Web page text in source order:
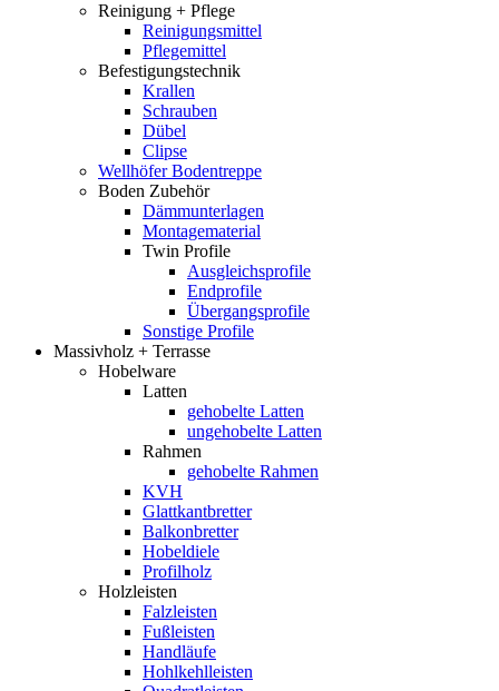
Reinigung + Pflege
Reinigungsmittel
Pflegemittel
Befestigungstechnik
Krallen
Schrauben
Dübel
Clipse
Wellhöfer Bodentreppe
Boden Zubehör
Dämmunterlagen
Montagematerial
Twin Profile
Ausgleichsprofile
Endprofile
Übergangsprofile
Sonstige Profile
Massivholz + Terrasse
Hobelware
Latten
gehobelte Latten
ungehobelte Latten
Rahmen
gehobelte Rahmen
KVH
Glattkantbretter
Balkonbretter
Hobeldiele
Profilholz
Holzleisten
Falzleisten
Fußleisten
Handläufe
Hohlkehlleisten